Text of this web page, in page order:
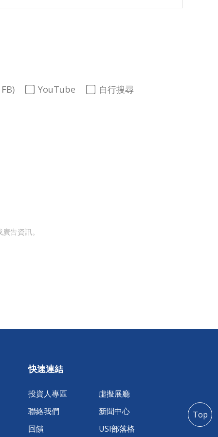
YouTube 自行搜尋
告資訊。
快速連結
投資人專區
虛擬展廳
聯絡我們
新聞中心
回饋
USI部落格
Top